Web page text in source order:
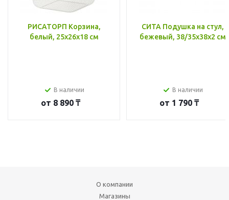
РИСАТОРП Корзина,
белый, 25x26x18 см
В наличии
от 8 890 ₸
СИТА Подушка на стул,
бежевый, 38/35x38x2 см
В наличии
от 1 790 ₸
О компании
Магазины